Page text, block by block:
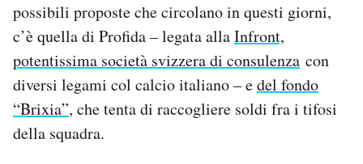
possibili proposte che circolano in questi giorni,
c’è quella di Profida – legata allaInfront,
potentissima società svizzera di consulenza con
diversi legami col calcio italiano – edel fondo
“Brixia”, che tenta di raccogliere soldi fra i tifosi
della squadra.